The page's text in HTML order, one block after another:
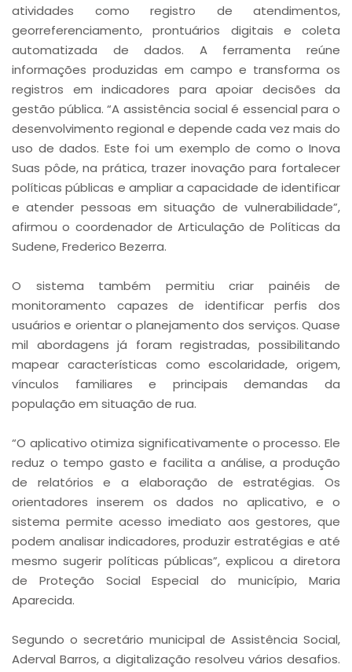
atividades como registro de atendimentos,
georreferenciamento, prontuários digitais e coleta
automatizada de dados. A ferramenta reúne
informações produzidas em campo e transforma os
registros em indicadores para apoiar decisões da
gestão pública. “A assistência social é essencial para o
desenvolvimento regional e depende cada vez mais do
uso de dados. Este foi um exemplo de como o Inova
Suas pôde, na prática, trazer inovação para fortalecer
políticas públicas e ampliar a capacidade de identificar
e atender pessoas em situação de vulnerabilidade”,
afirmou o coordenador de Articulação de Políticas da
Sudene, Frederico Bezerra.
O sistema também permitiu criar painéis de
monitoramento capazes de identificar perfis dos
usuários e orientar o planejamento dos serviços. Quase
mil abordagens já foram registradas, possibilitando
mapear características como escolaridade, origem,
vínculos familiares e principais demandas da
população em situação de rua.
“O aplicativo otimiza significativamente o processo. Ele
reduz o tempo gasto e facilita a análise, a produção
de relatórios e a elaboração de estratégias. Os
orientadores inserem os dados no aplicativo, e o
sistema permite acesso imediato aos gestores, que
podem analisar indicadores, produzir estratégias e até
mesmo sugerir políticas públicas”, explicou a diretora
de Proteção Social Especial do município, Maria
Aparecida.
Segundo o secretário municipal de Assistência Social,
Aderval Barros, a digitalização resolveu vários desafios.